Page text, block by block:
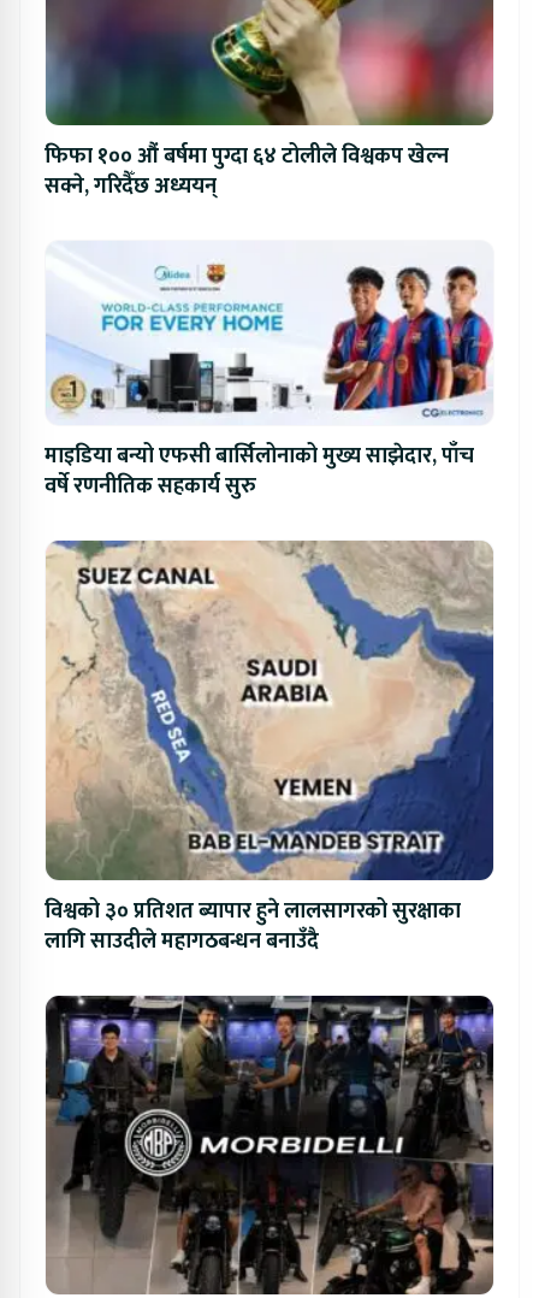
फिफा १०० औं बर्षमा पुग्दा ६४ टोलीले विश्वकप खेल्न
सक्ने, गरिदैँछ अध्ययन्
माइडिया बन्यो एफसी बार्सिलोनाको मुख्य साझेदार, पाँच
वर्षे रणनीतिक सहकार्य सुरु
विश्वको ३० प्रतिशत ब्यापार हुने लालसागरको सुरक्षाका
लागि साउदीले महागठबन्धन बनाउँदै